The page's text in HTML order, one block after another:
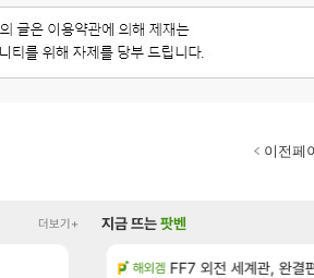
이전페
더보기+
리니지M 방금 일어난일 [14]
지금 뜨는팟벤
해외겜 FF7 외전 세계관, 완결